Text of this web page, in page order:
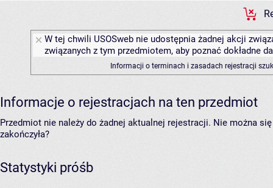
W tej chwili USOSweb nie udostępnia żadnej akcji
związanych z tym przedmiotem, aby poznać dokładne
Informacji o terminach i zasadach rejestracji
Informacje o rejestracjach na ten przedmiot
Przedmiot nie należy do żadnej aktualnej rejestracji. Nie można
zakończyła?
Statystyki próśb